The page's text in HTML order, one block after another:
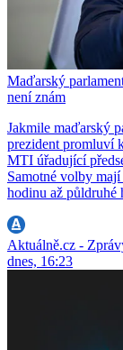
Maďarský
není znám
Jakmile maďarský
prezident promluví
MTI úřadující
Samotné volby
hodinu až půldruhé
Aktuálně.cz -
dnes, 16:23